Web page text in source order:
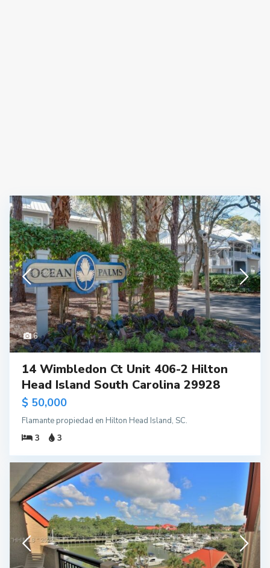
6
14 Wimbledon Ct Unit 406-2 Hilton
Head Island South Carolina 29928
$ 50,000
Flamante propiedad en Hilton Head Island, SC.
3
3